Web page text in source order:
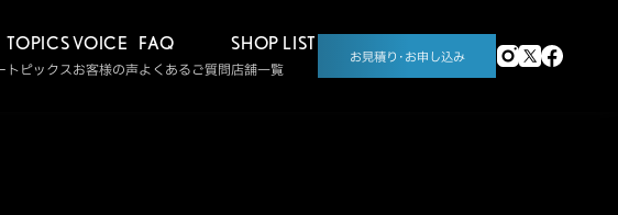
TOPICS
トピックス
VOICE
お客様の声
FAQ
よくあるご質問
SHOP LIST
店舗一覧
お見積り･お申し込み